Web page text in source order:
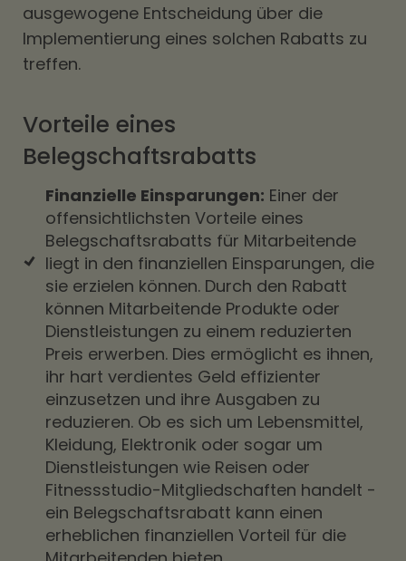
ausgewogene Entscheidung über die
Implementierung eines solchen Rabatts zu
treffen.
Vorteile eines
Belegschaftsrabatts
Finanzielle Einsparungen: Einer der
offensichtlichsten Vorteile eines
Belegschaftsrabatts für Mitarbeitende
liegt in den finanziellen Einsparungen, die
sie erzielen können. Durch den Rabatt
können Mitarbeitende Produkte oder
Dienstleistungen zu einem reduzierten
Preis erwerben. Dies ermöglicht es ihnen,
ihr hart verdientes Geld effizienter
einzusetzen und ihre Ausgaben zu
reduzieren. Ob es sich um Lebensmittel,
Kleidung, Elektronik oder sogar um
Dienstleistungen wie Reisen oder
Fitnessstudio-Mitgliedschaften handelt -
ein Belegschaftsrabatt kann einen
erheblichen finanziellen Vorteil für die